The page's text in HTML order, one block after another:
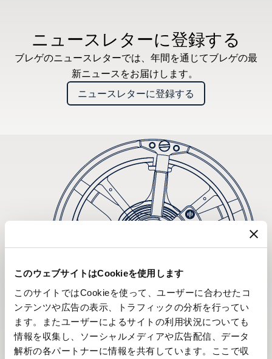
このウェブサイトはCookieを使用します
このサイトではCookieを使って、ユーザーに合わせたコ
ンテンツや広告の表示、トラフィックの分析を行ってい
ます。またユーザーによるサイトの利用状況についても
情報を収集し、ソーシャルメディアや広告配信、データ
解析の各パートナーに情報を共有しています。ここで収
ニュースレターに登録する
ブレゲのニュースレターでは、年間を通じてブレゲの最
新ニュースをお届けします。
ニュースレターに登録する